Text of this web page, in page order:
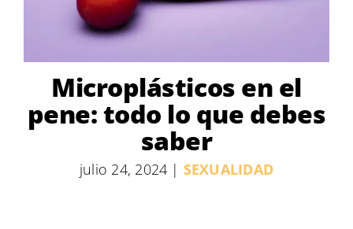
Microplásticos en el
pene: todo lo que debes
saber
julio 24, 2024 | SEXUALIDAD